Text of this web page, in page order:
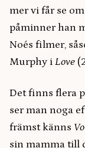
mer vi får se
påminner han
Noés filmer,
Murphy i Love
Det finns flera
ser man noga
främst känns
sin mamma till